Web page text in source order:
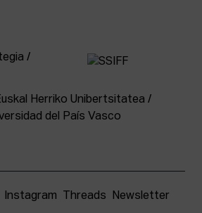
Instagram Threads Newsletter